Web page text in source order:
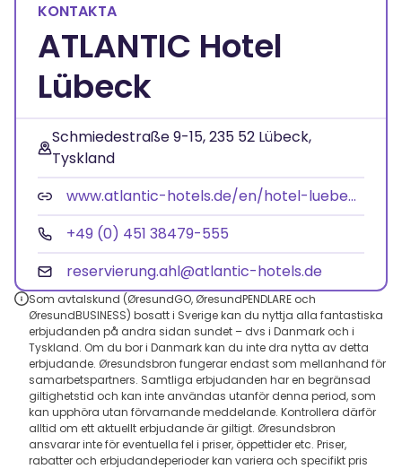
KONTAKTA
ATLANTIC Hotel
Lübeck
Schmiedestraße 9-15, 235 52 Lübeck,
Tyskland
www.atlantic-hotels.de/en/hotel-luebeck/
+49 (0) 451 38479-555
reservierung.ahl@atlantic-hotels.de
Som avtalskund (ØresundGO, ØresundPENDLARE och
ØresundBUSINESS) bosatt i Sverige kan du nyttja alla fantastiska
erbjudanden på andra sidan sundet – dvs i Danmark och i
Tyskland. Om du bor i Danmark kan du inte dra nytta av detta
erbjudande. Øresundsbron fungerar endast som mellanhand för
samarbetspartners. Samtliga erbjudanden har en begränsad
giltighetstid och kan inte användas utanför denna period, som
kan upphöra utan förvarnande meddelande. Kontrollera därför
alltid om ett aktuellt erbjudande är giltigt. Øresundsbron
ansvarar inte för eventuella fel i priser, öppettider etc. Priser,
rabatter och erbjudandeperioder kan variera och specifikt pris